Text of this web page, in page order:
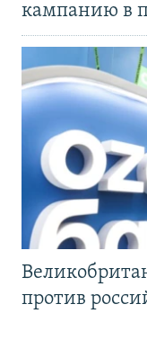
кампанию в
против